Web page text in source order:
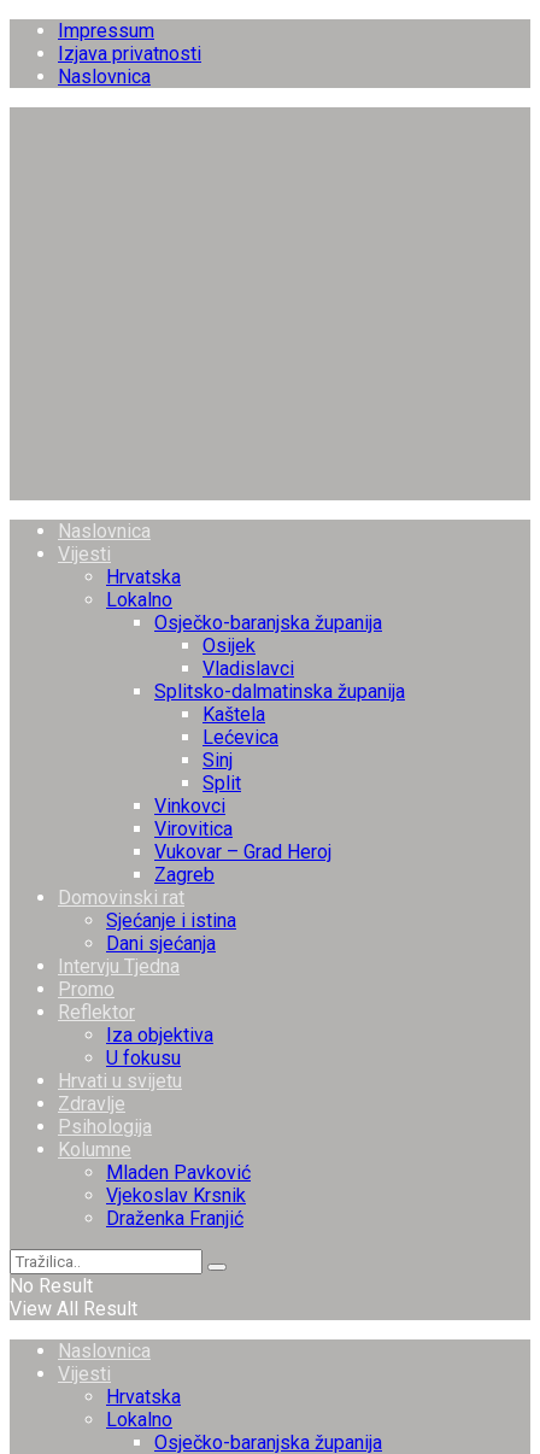
Impressum
Izjava privatnosti
Naslovnica
Naslovnica
Vijesti
Hrvatska
Lokalno
Osječko-baranjska županija
Osijek
Vladislavci
Splitsko-dalmatinska županija
Kaštela
Lećevica
Sinj
Split
Vinkovci
Virovitica
Vukovar – Grad Heroj
Zagreb
Domovinski rat
Sjećanje i istina
Dani sjećanja
Intervju Tjedna
Promo
Reflektor
Iza objektiva
U fokusu
Hrvati u svijetu
Zdravlje
Psihologija
Kolumne
Mladen Pavković
Vjekoslav Krsnik
Draženka Franjić
No Result
View All Result
Naslovnica
Vijesti
Hrvatska
Lokalno
Osječko-baranjska županija